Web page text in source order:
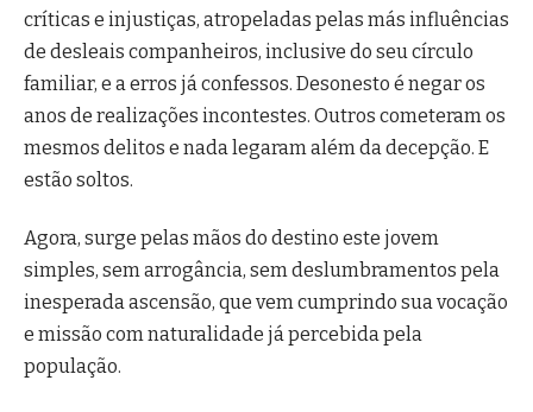
críticas e injustiças, atropeladas pelas más influências
de desleais companheiros, inclusive do seu círculo
familiar, e a erros já confessos. Desonesto é negar os
anos de realizações incontestes. Outros cometeram os
mesmos delitos e nada legaram além da decepção. E
estão soltos.
Agora, surge pelas mãos do destino este jovem
simples, sem arrogância, sem deslumbramentos pela
inesperada ascensão, que vem cumprindo sua vocação
e missão com naturalidade já percebida pela
população.